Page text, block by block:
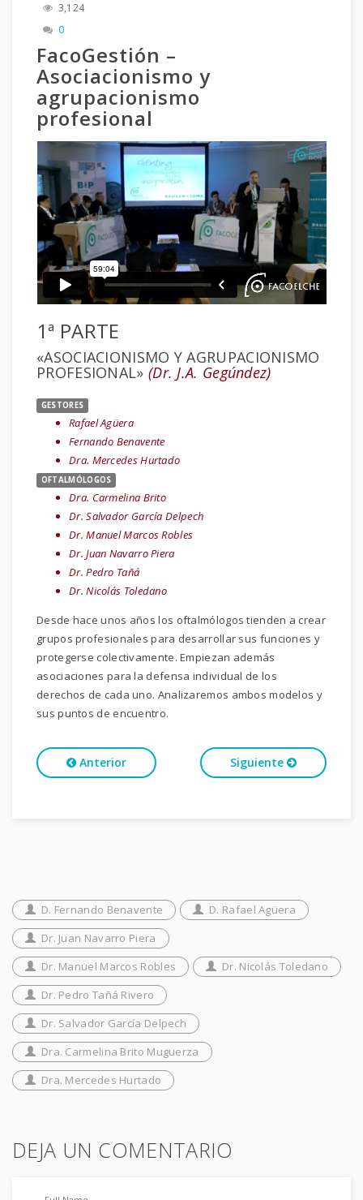
3,124
0
FacoGestión –
Asociacionismo y
agrupacionismo
profesional
1ª PARTE
«ASOCIACIONISMO Y AGRUPACIONISMO
PROFESIONAL» (Dr. J.A. Gegúndez)
GESTORES
Rafael Agüera
Fernando Benavente
Dra. Mercedes Hurtado
OFTALMÓLOGOS
Dra. Carmelina Brito
Dr. Salvador García Delpech
Dr. Manuel Marcos Robles
Dr. Juan Navarro Piera
Dr. Pedro Tañá
Dr. Nicolás Toledano
Desde hace unos años los oftalmólogos tienden a crear
grupos profesionales para desarrollar sus funciones y
protegerse colectivamente. Empiezan además
asociaciones para la defensa individual de los
derechos de cada uno. Analizaremos ambos modelos y
sus puntos de encuentro.
Anterior Siguiente
D. Fernando Benavente
D. Rafael Agüera
Dr. Juan Navarro Piera
Dr. Manuel Marcos Robles
Dr. Nicolás Toledano
Dr. Pedro Tañá Rivero
Dr. Salvador García Delpech
Dra. Carmelina Brito Muguerza
Dra. Mercedes Hurtado
DEJA UN COMENTARIO